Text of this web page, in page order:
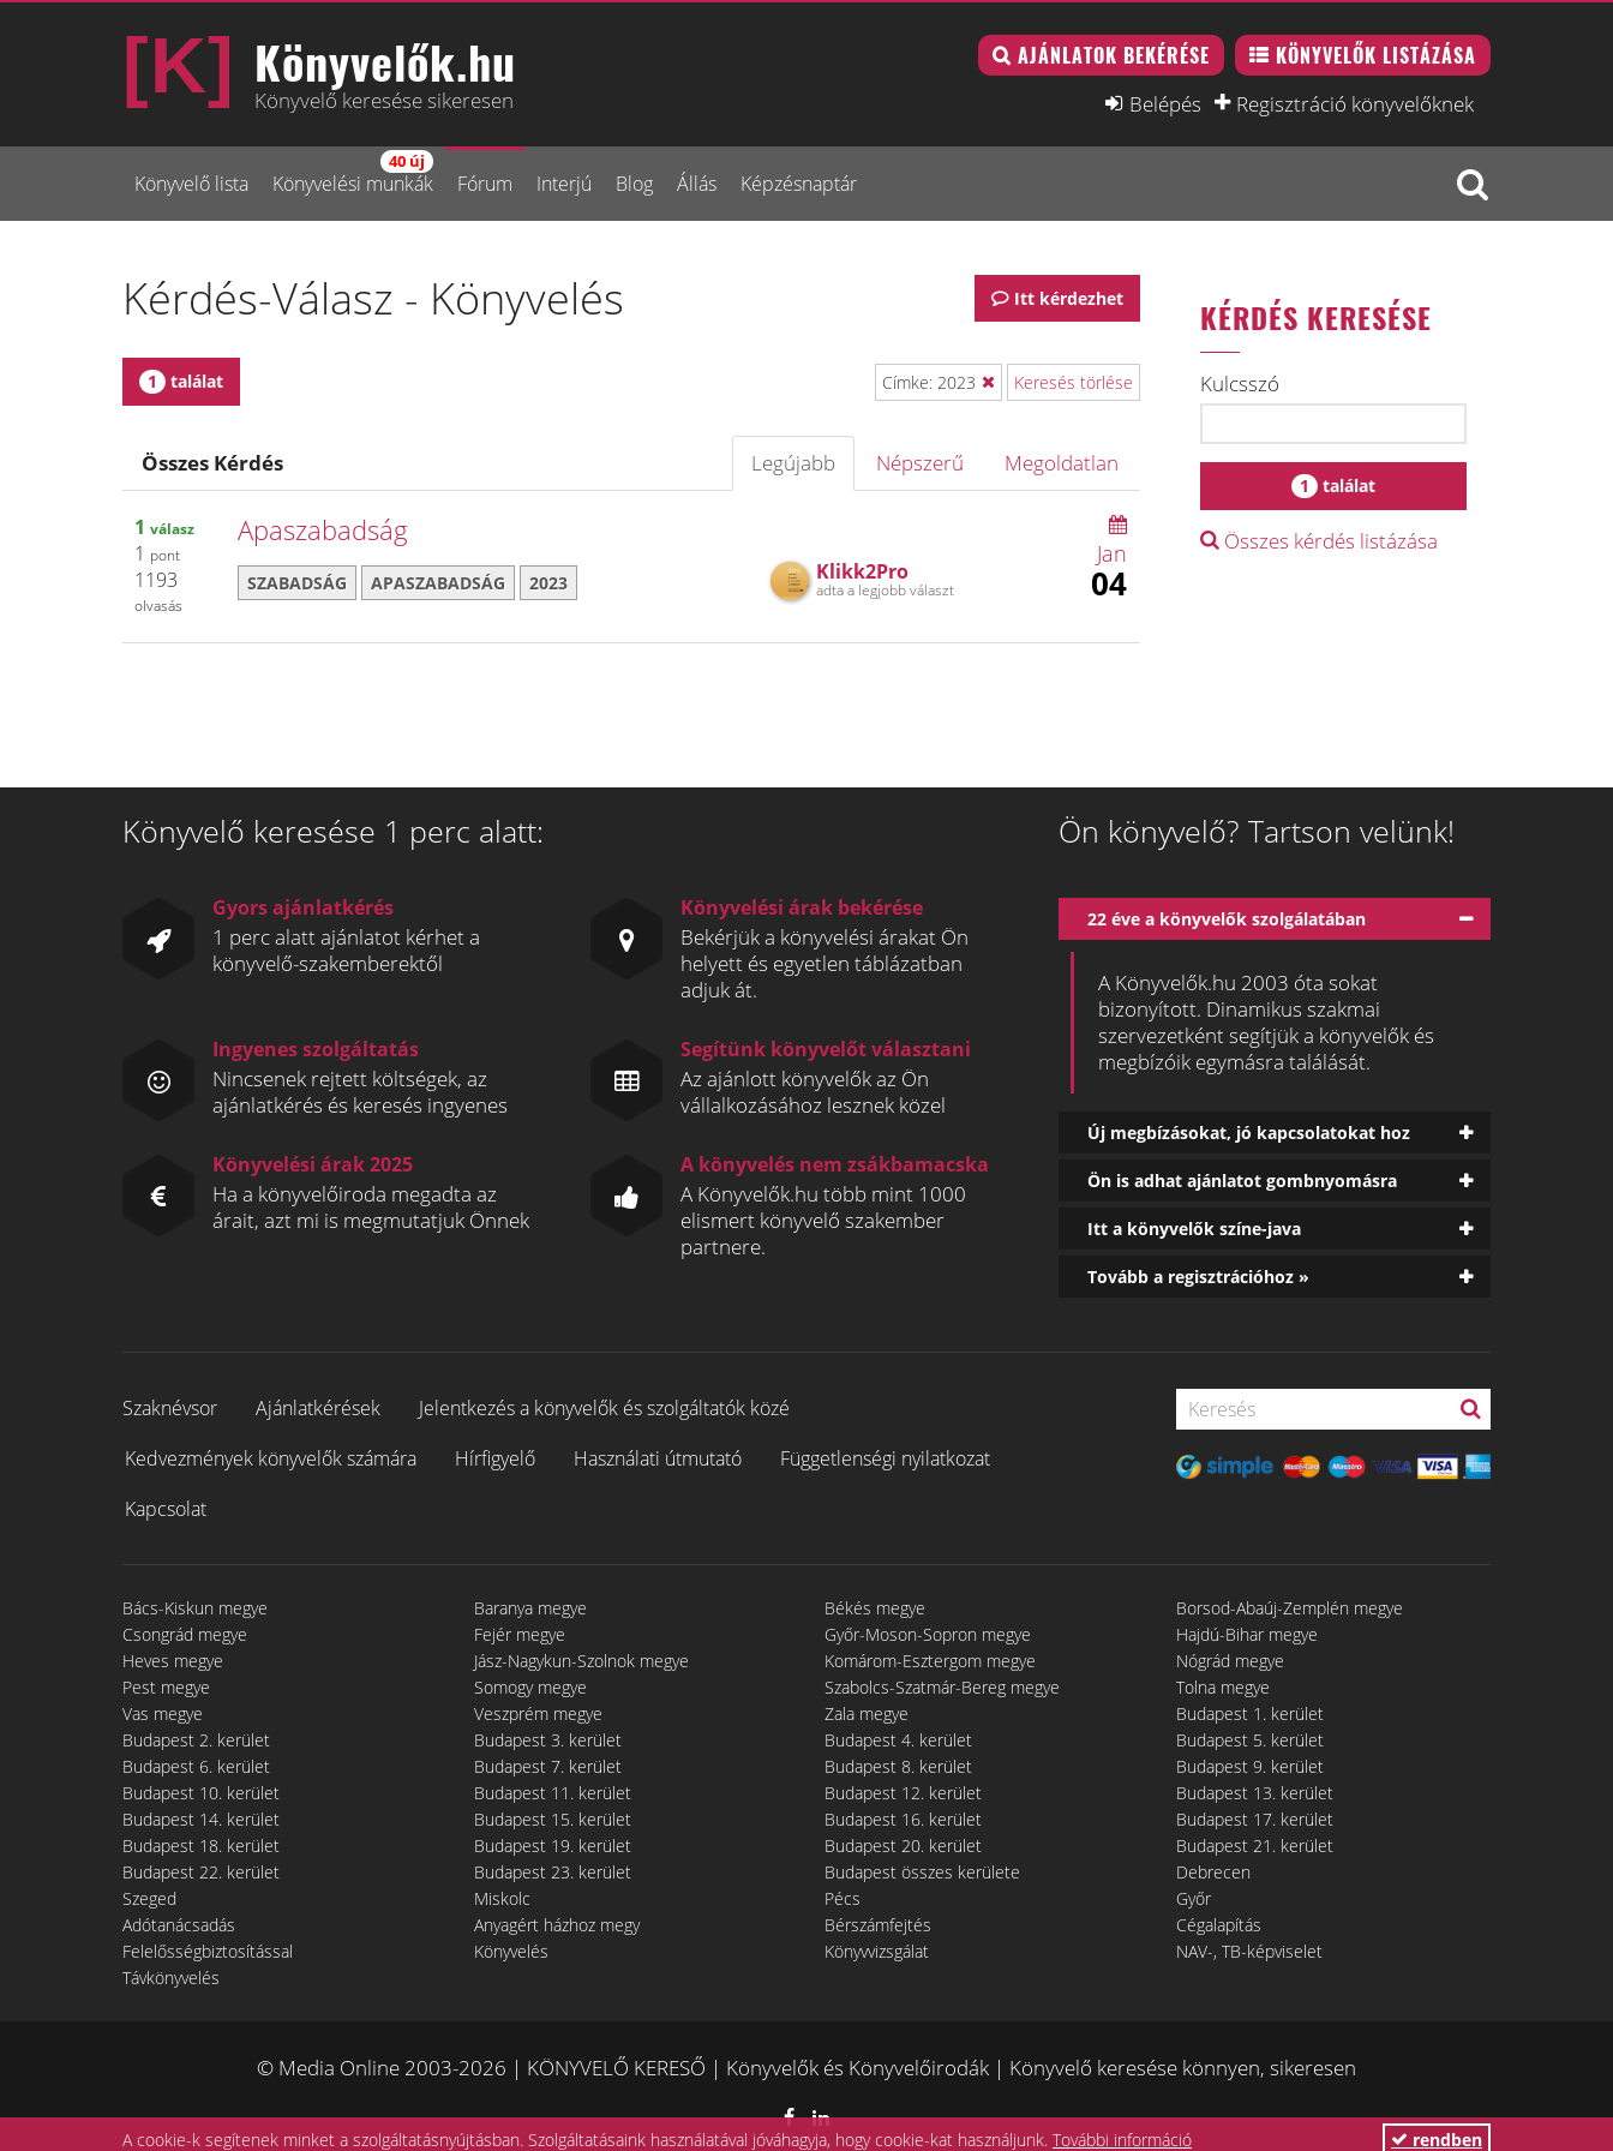
Könyvelők.hu
Könyvelő keresése sikeresen
AJÁNLATOK BEKÉRÉSE KÖNYVELŐK LISTÁZÁSA
Belépés Regisztráció könyvelőknek
Könyvelő lista Könyvelési munkák
40 új
Fórum Interjú Blog Állás Képzésnaptár
Itt kérdezhet
Kérdés-Válasz - Könyvelés
1 találat Címke: 2023 Keresés törlése
Összes Kérdés Megoldatlan
Népszerű
Legújabb
1 válasz
1 pont
1193
olvasás
Apaszabadság
SZABADSÁG APASZABADSÁG 2023 Klikk2Pro
adta a legjobb választ
Jan
04
KÉRDÉS KERESÉSE
Kulcsszó
1 találat
Összes kérdés listázása
Könyvelő keresése 1 perc alatt:
Gyors ajánlatkérés
1 perc alatt ajánlatot kérhet a
könyvelő-szakemberektől
Könyvelési árak bekérése
Bekérjük a könyvelési árakat Ön
helyett és egyetlen táblázatban
adjuk át.
Ingyenes szolgáltatás
Nincsenek rejtett költségek, az
ajánlatkérés és keresés ingyenes
Segítünk könyvelőt választani
Az ajánlott könyvelők az Ön
vállalkozásához lesznek közel
Könyvelési árak 2025
Ha a könyvelőiroda megadta az
árait, azt mi is megmutatjuk Önnek
A könyvelés nem zsákbamacska
A Könyvelők.hu több mint 1000
elismert könyvelő szakember
partnere.
Ön könyvelő? Tartson velünk!
22 éve a könyvelők szolgálatában
A Könyvelők.hu 2003 óta sokat
bizonyított. Dinamikus szakmai
szervezetként segítjük a könyvelők és
megbízóik egymásra találását.
Új megbízásokat, jó kapcsolatokat hoz
Ön is adhat ajánlatot gombnyomásra
Itt a könyvelők színe-java
Tovább a regisztrációhoz »
Szaknévsor Ajánlatkérések
Jelentkezés a könyvelők és szolgáltatók közé
Kedvezmények könyvelők számára
Hírfigyelő Használati útmutató
Függetlenségi nyilatkozat
Kapcsolat
Bács-Kiskun megye Baranya megye Békés megye
Borsod-Abaúj-Zemplén megye
Csongrád megye
Fejér megye Győr-Moson-Sopron megye
Hajdú-Bihar megye
Heves megye
Jász-Nagykun-Szolnok megye Komárom-Esztergom megye
Nógrád megye
Pest megye
Somogy megye Szabolcs-Szatmár-Bereg megye
Tolna megye
Vas megye
Veszprém megye Zala megye
Budapest 1. kerület
Budapest 2. kerület
Budapest 3. kerület Budapest 4. kerület
Budapest 5. kerület
Budapest 6. kerület
Budapest 7. kerület Budapest 8. kerület
Budapest 9. kerület
Budapest 10. kerület
Budapest 11. kerület Budapest 12. kerület
Budapest 13. kerület
Budapest 14. kerület
Budapest 15. kerület Budapest 16. kerület
Budapest 17. kerület
Budapest 18. kerület
Budapest 19. kerület Budapest 20. kerület
Budapest 21. kerület
Budapest 22. kerület
Budapest 23. kerület Budapest összes kerülete
Debrecen
Szeged
Miskolc Pécs
Győr
Adótanácsadás
Anyagért házhoz megy Bérszámfejtés
Cégalapítás
Felelősségbiztosítással
Könyvelés Könyvvizsgálat
NAV-, TB-képviselet
Távkönyvelés
© Media Online 2003-2026 | KÖNYVELŐ KERESŐ | Könyvelők és Könyvelőirodák | Könyvelő keresése könnyen, sikeresen
A cookie-k segítenek minket a szolgáltatásnyújtásban. Szolgáltatásaink használatával jóváhagyja, hogy cookie-kat használjunk. További információ rendben